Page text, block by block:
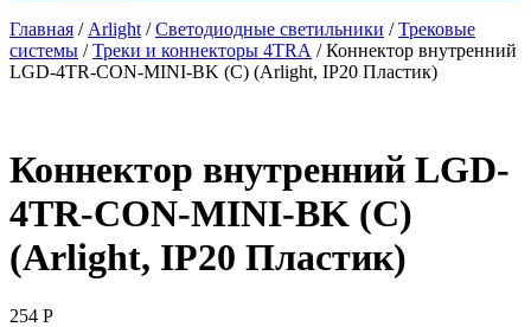
Главная / Arlight /Светодиодные светильники /Трековые
системы /Треки и коннекторы 4TRA / Коннектор внутренний
LGD-4TR-CON-MINI-BK (C) (Arlight, IP20 Пластик)
Коннектор внутренний LGD-
4TR-CON-MINI-BK (C)
(Arlight, IP20 Пластик)
254 Р